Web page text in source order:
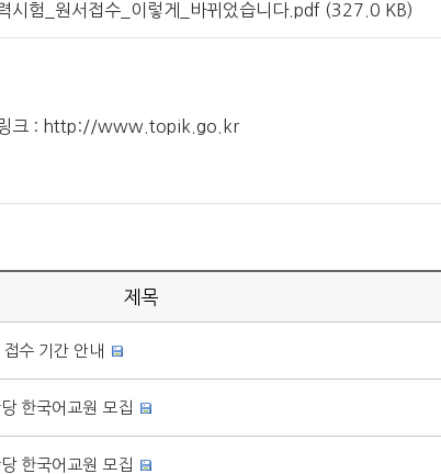
시험_원서접수_이렇게_바뀌었습니다.pdf (327.0 KB)
크 : http://www.topik.go.kr
제목
수 기간 안내
한국어교원 모집
한국어교원 모집